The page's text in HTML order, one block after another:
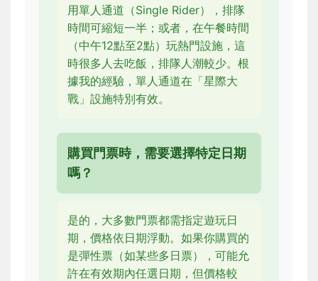
用單人通道（Single Rider），排隊
時間可縮短一半；或者，在午餐時間
（中午12點至2點）玩熱門設施，這
時很多人去吃飯，排隊人潮較少。根
據我的經驗，單人通道在「星際大
戰」設施特別有效。
購買門票時，需要選擇特定日期
嗎？
是的，大多數門票都需指定遊玩日
期，價格依日期浮動。如果你購買的
是彈性票（如某些多日票），可能允
許在有效期內任選日期，但價格較